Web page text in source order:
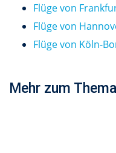
Flüge von
Flüge von
Flüge von Köln-
Mehr zum